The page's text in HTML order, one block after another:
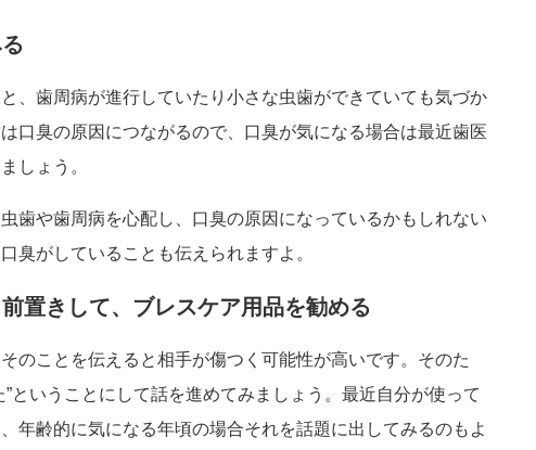
、歯周病が進行していたり小さな虫歯ができていても気づか
口臭の原因につながるので、口臭が気になる場合は最近歯医
しょう。
歯や歯周病を心配し、口臭の原因になっているかもしれない
臭がしていることも伝えられますよ。
置きして、ブレスケア用品を勧める
のことを伝えると相手が傷つく可能性が高いです。そのた
ということにして話を進めてみましょう。最近自分が使って
年齢的に気になる年頃の場合それを話題に出してみるのもよ